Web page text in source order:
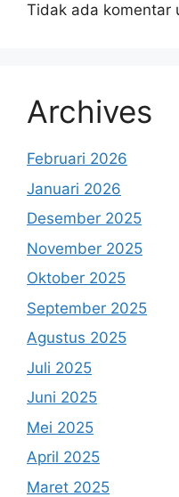
Tidak ada komentar
Archives
Februari 2026
Januari 2026
Desember 2025
November 2025
Oktober 2025
September 2025
Agustus 2025
Juli 2025
Juni 2025
Mei 2025
April 2025
Maret 2025